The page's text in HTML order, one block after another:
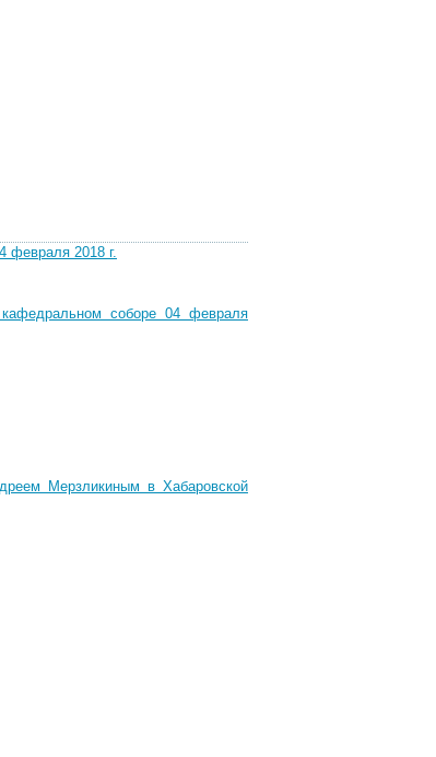
февраля 2018 г.
кафедральном соборе 04 февраля
Мерзликиным в Хабаровской